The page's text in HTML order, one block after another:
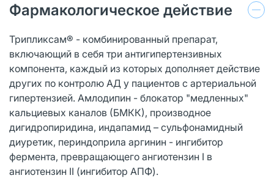
Фармакологическое действие
Трипликсам® - комбинированный препарат,
включающий в себя три антигипертензивных
компонента, каждый из которых дополняет действие
других по контролю АД у пациентов с артериальной
гипертензией. Амлодипин - блокатор "медленных"
кальциевых каналов (БМКК), производное
дигидропиридина, индапамид – сульфонамидный
диуретик, периндоприла аргинин - ингибитор
фермента, превращающего ангиотензин I в
ангиотензин II (ингибитор АПФ).